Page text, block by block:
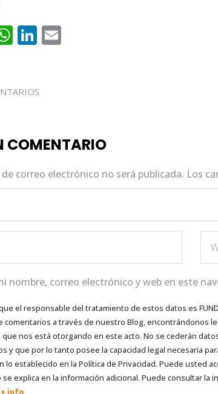
W
ts
p
Li
e
COMENTARIO
correo electrónico no será publicada. Los
nombre, correo electrónico y web en este
el responsable del tratamiento de estos datos es
comentarios a través de nuestro Blog, encontrándonos
nos está otorgando en este acto. No se cederán
y que por lo tanto posee la capacidad legal necesaria
lo establecido en la Política de Privacidad. Puede usted
explica en la información adicional. Puede consultar la
+ info